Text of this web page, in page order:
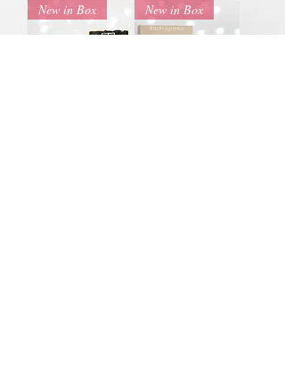
New in Box New in Box